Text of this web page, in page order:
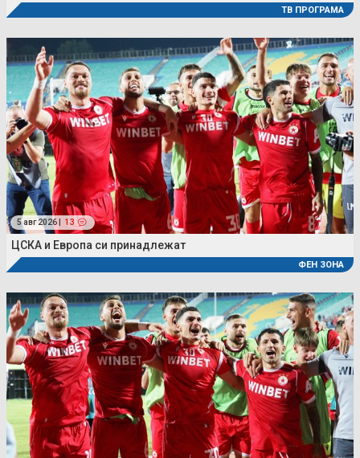
ТВ ПРОГРАМА
5 авг 2026 | 13
ЦСКА и Европа си принадлежат
ФЕН ЗОНА